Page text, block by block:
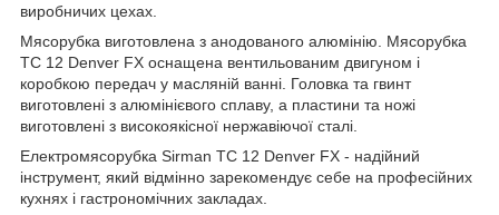
виробничих цехах.
Мясорубка виготовлена з анодованого алюмінію. Мясорубка
TC 12 Denver FX оснащена вентильованим двигуном і
коробкою передач у масляній ванні. Головка та гвинт
виготовлені з алюмінієвого сплаву, а пластини та ножі
виготовлені з високоякісної нержавіючої сталі.
Електромясорубка Sirman TC 12 Denver FX - надійний
інструмент, який відмінно зарекомендує себе на професійних
кухнях і гастрономічних закладах.